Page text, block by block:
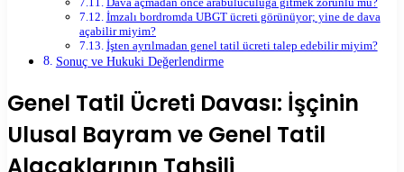
İmzalı bordromda UBGT ücreti görünüyor; yine de dava
açabilir miyim?
İşten ayrılmadan genel tatil ücreti talep edebilir miyim?
Sonuç ve Hukuki Değerlendirme
Genel Tatil Ücreti Davası: İşçinin
Ulusal Bayram ve Genel Tatil